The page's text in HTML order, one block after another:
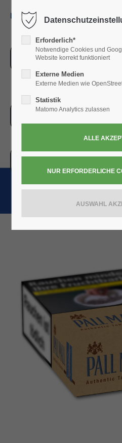
ZUR
Erforderlich*
Notwendige Cookies und
Website korrekt funktioniert
Externe Medien
Externe Medien wie
Statistik
Matomo Analytics zulassen